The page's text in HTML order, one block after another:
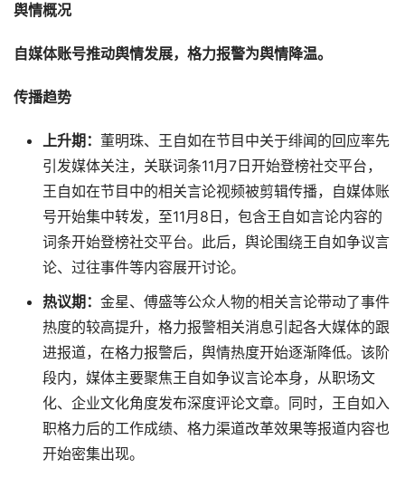
舆情概况
自媒体账号推动舆情发展，格力报警为舆情降温。
传播趋势
上升期： 董明珠、王自如在节目中关于绯闻的回应率先
引发媒体关注，关联词条11月7日开始登榜社交平台，
王自如在节目中的相关言论视频被剪辑传播，自媒体账
号开始集中转发，至11月8日，包含王自如言论内容的
词条开始登榜社交平台。此后，舆论围绕王自如争议言
论、过往事件等内容展开讨论。
热议期： 金星、傅盛等公众人物的相关言论带动了事件
热度的较高提升，格力报警相关消息引起各大媒体的跟
进报道，在格力报警后，舆情热度开始逐渐降低。该阶
段内，媒体主要聚焦王自如争议言论本身，从职场文
化、企业文化角度发布深度评论文章。同时，王自如入
职格力后的工作成绩、格力渠道改革效果等报道内容也
开始密集出现。